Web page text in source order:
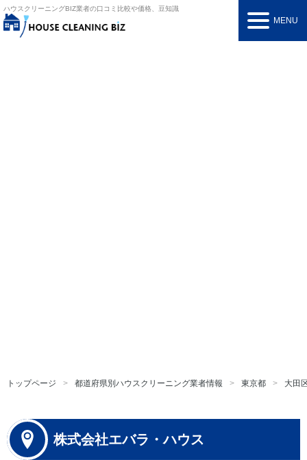
ハウスクリーニングBIZ業者の口コミ比較や価格、豆知識
MENU
トップページ 都道府県別ハウスクリーニング業者情報 東京都 大田
株式会社エバラ・ハウス